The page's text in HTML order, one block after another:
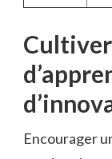
Encourager